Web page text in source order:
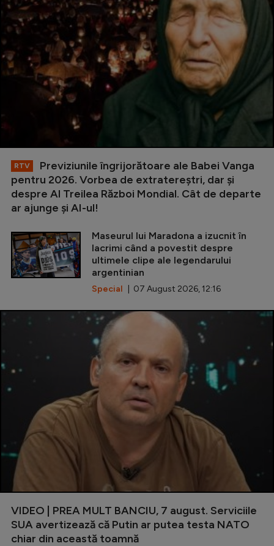
RTV
Previziunile îngrijorătoare ale Babei Vanga
pentru 2026. Vorbea de extratereștri, dar și
despre Al Treilea Război Mondial. Cât de departe
ar ajunge și AI-ul!
Maseurul lui Maradona a izucnit în
lacrimi când a povestit despre
ultimele clipe ale legendarului
argentinian
Special | 07 August 2026, 12:16
VIDEO | PREA MULT BANCIU, 7 august. Serviciile
SUA avertizează că Putin ar putea testa NATO
chiar din această toamnă